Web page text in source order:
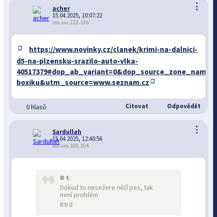
⋮
acher
15.04.2025, 10:07:22
xxx.xxx.222.196
https://www.novinky.cz/clanek/krimi-na-dalnici-
d5-na-plzensku-srazilo-auto-vlka-
boxiku&utm_source=www.seznam.cz
0 hlasů Citovat Odpovědět
⋮
Sardullah
15.04.2025, 12:40:56
xxx.xxx.189.104
R t:
Dokud to nesežere něčí pes, tak
není problém
Rtrd